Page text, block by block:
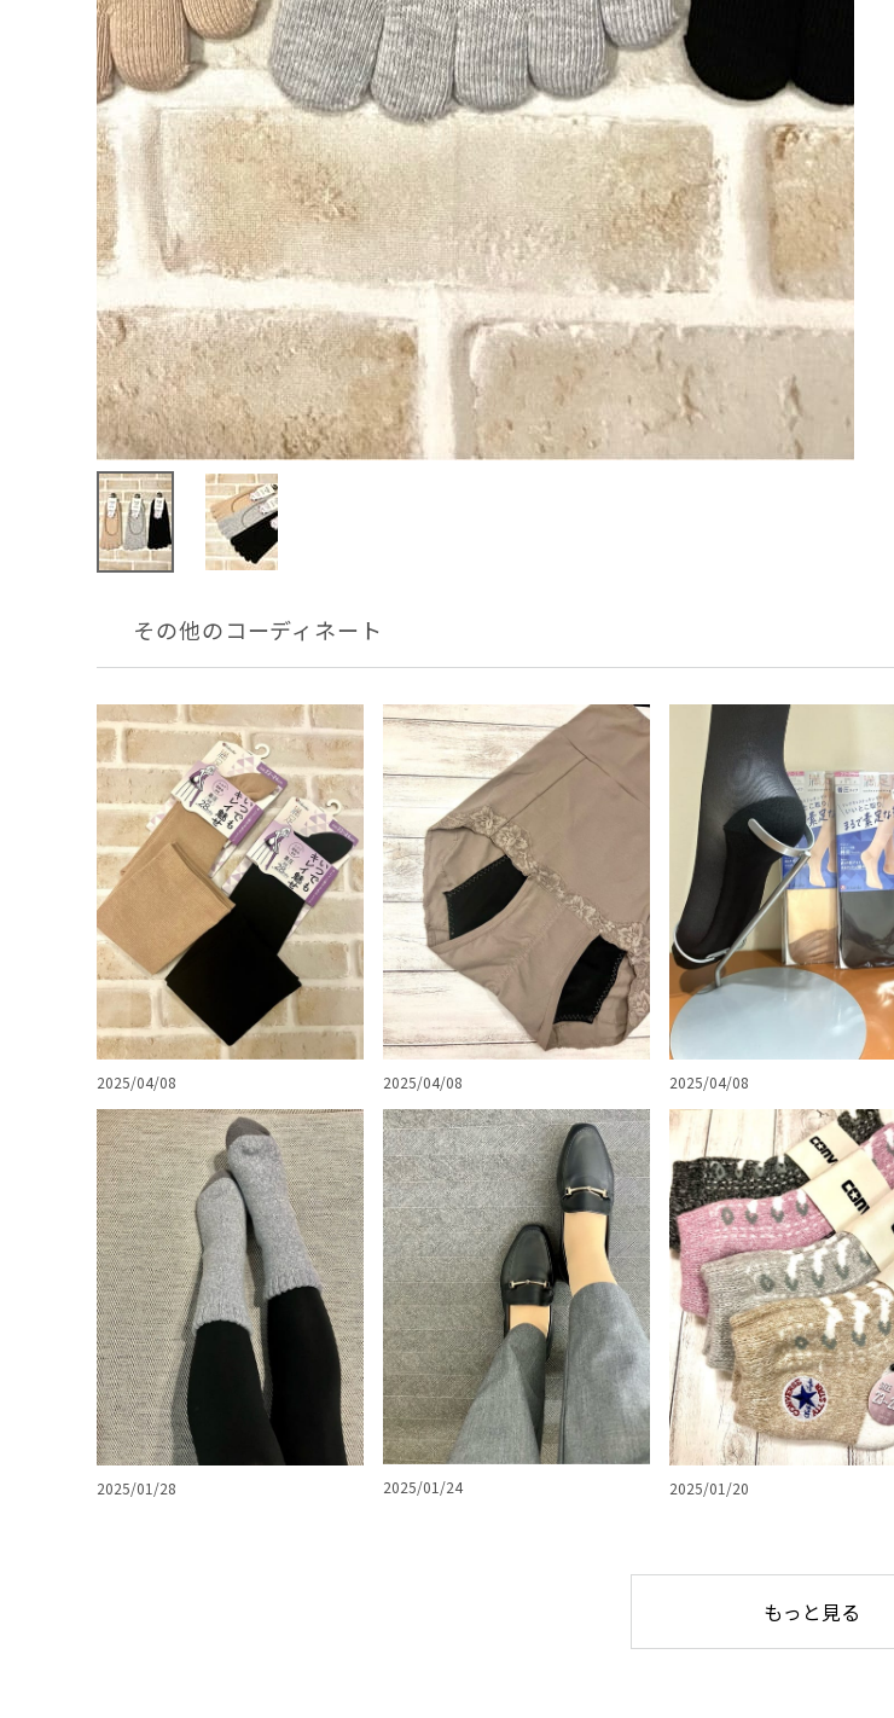
その他のコーディネート
2025/04/08 2025/04/08 2025/04/08
2025/01/28 2025/01/24 2025/01/20
もっと見る